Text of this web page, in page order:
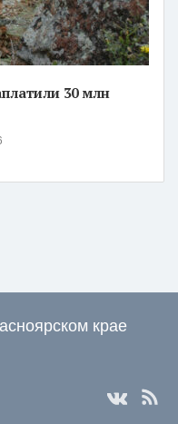
30 млн
крае